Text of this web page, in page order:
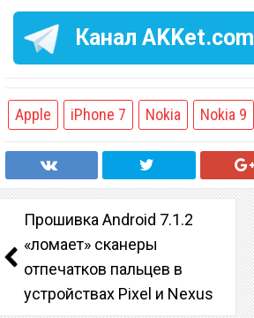
Канал AKKet.com
Apple iPhone 7 Nokia Nokia 9
Прошивка Android 7.1.2
«ломает» сканеры
отпечатков пальцев в
устройствах Pixel и Nexus